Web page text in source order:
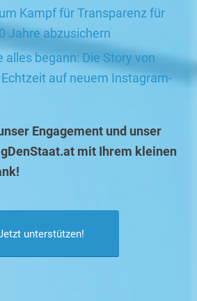
Kampf für Transparenz für
Jahre abzusichern
alles begann: Die Story von
auf neuem Instagram-
Engagement und unser
mit Ihrem kleinen
unterstützen!